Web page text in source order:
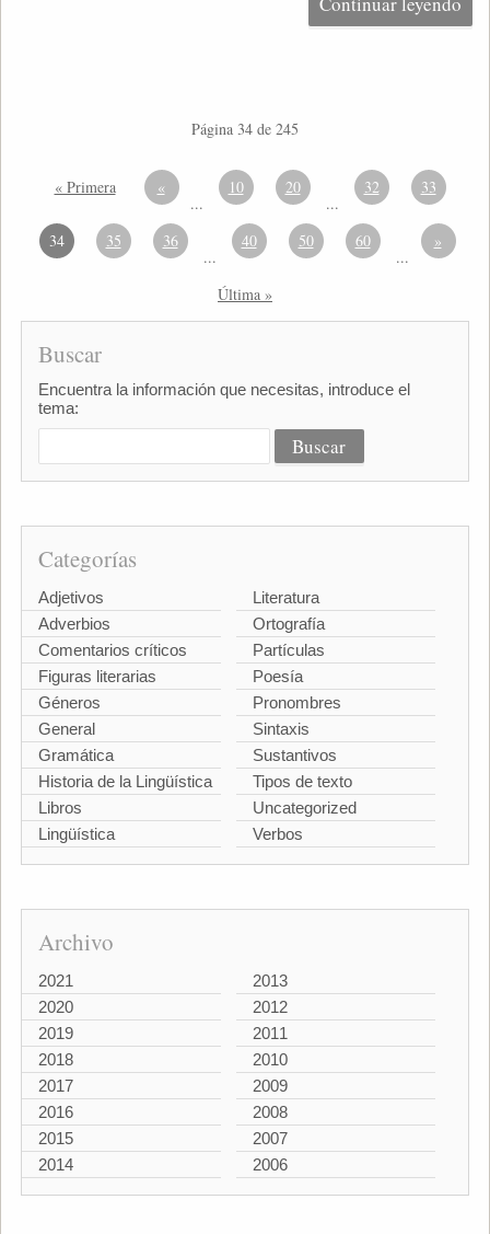
Página 34 de 245
« Primera «
...
10 20
...
32 33
34 35 36
...
40 50 60
...
»
Última »
Buscar
Encuentra la información que necesitas, introduce el
tema:
Categorías
Adjetivos
Adverbios
Comentarios críticos
Figuras literarias
Géneros
General
Gramática
Historia de la Lingüística
Libros
Lingüística
Literatura
Ortografía
Partículas
Poesía
Pronombres
Sintaxis
Sustantivos
Tipos de texto
Uncategorized
Verbos
Archivo
2021
2020
2019
2018
2017
2016
2015
2014
2013
2012
2011
2010
2009
2008
2007
2006